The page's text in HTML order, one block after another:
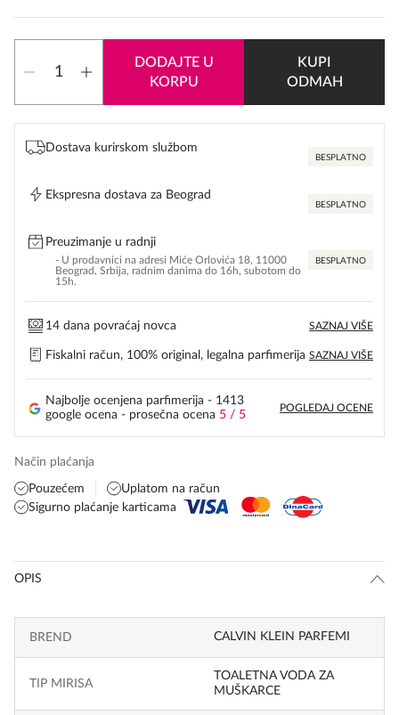
Klein
Night
for
Men
količina
DODAJTE U
KORPU
KUPI
ODMAH
Dostava kurirskom službom
BESPLATNO
Ekspresna dostava za Beograd
BESPLATNO
Preuzimanje u radnji
- U prodavnici na adresi Miće Orlovića 18, 11000
Beograd, Srbija, radnim danima do 16h, subotom do
15h.
BESPLATNO
14 dana povraćaj novca SAZNAJ VIŠE
Fiskalni račun, 100% original, legalna parfimerija SAZNAJ VIŠE
Najbolje ocenjena parfimerija - 1413
google ocena - prosečna ocena 5 / 5
POGLEDAJ OCENE
Način plaćanja
Pouzećem
Uplatom na račun
Sigurno plaćanje karticama
OPIS
BREND CALVIN KLEIN PARFEMI
TIP MIRISA
TOALETNA VODA ZA
MUŠKARCE